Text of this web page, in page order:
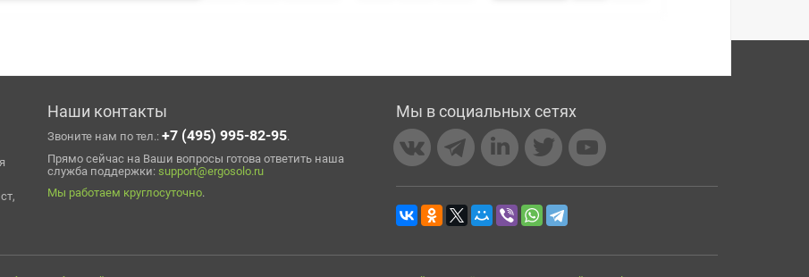
Наши контакты
Звоните нам по тел.: +7 (495) 995-82-95.
Прямо сейчас на Ваши вопросы готова ответить наша
служба поддержки: support@ergosolo.ru
Мы работаем круглосуточно.
Мы в социальных сетях